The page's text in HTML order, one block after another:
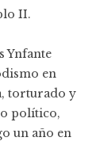
II.
Ynfante
en
torturado y
político,
un año en